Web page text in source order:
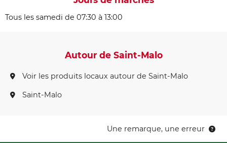
Tous les samedi de 07:30 à 13:00
Autour de Saint-Malo
Voir les produits locaux autour de Saint-Malo
Saint-Malo
Une remarque, une erreur